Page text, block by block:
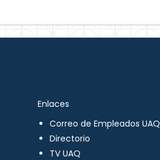
Enlaces
Correo de Empleados UAQ
Directorio
TV UAQ